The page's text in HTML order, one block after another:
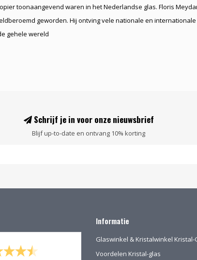
toonaangevend waren in het Nederlandse glas. Floris
geworden. Hij ontving vele nationale en
gehele wereld
Schrijf je in voor onze nieuwsbrief
Blijf up-to-date en ontvang 10% korting
Informatie
Glaswinkel & Kristalwinkel Kristal-
Voordelen Kristal-glas